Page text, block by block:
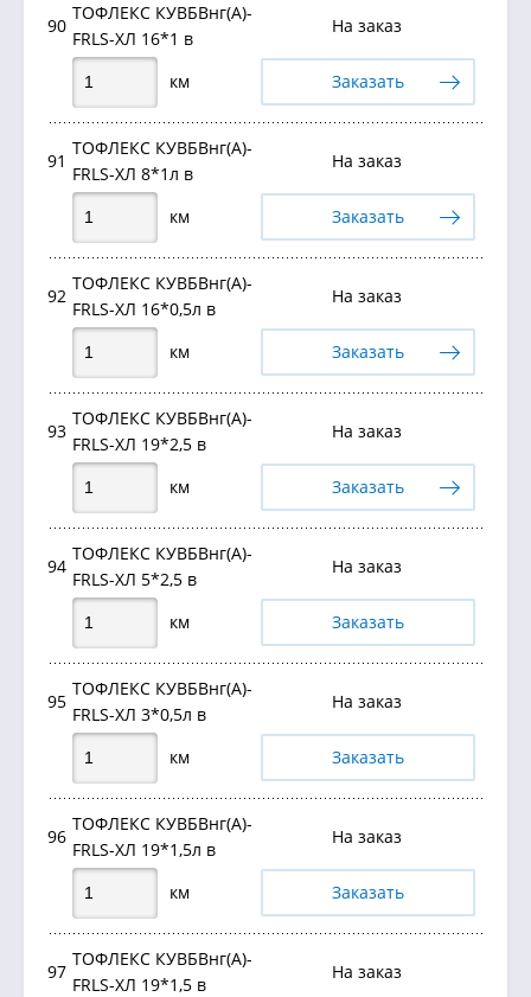
90
ТОФЛЕКС КУВБВнг(А)-
FRLS-ХЛ 16*1 в
На заказ
км Заказать
91
ТОФЛЕКС КУВБВнг(А)-
FRLS-ХЛ 8*1л в
На заказ
км Заказать
92
ТОФЛЕКС КУВБВнг(А)-
FRLS-ХЛ 16*0,5л в
На заказ
км Заказать
93
ТОФЛЕКС КУВБВнг(А)-
FRLS-ХЛ 19*2,5 в
На заказ
км Заказать
94
ТОФЛЕКС КУВБВнг(А)-
FRLS-ХЛ 5*2,5 в
На заказ
км Заказать
95
ТОФЛЕКС КУВБВнг(А)-
FRLS-ХЛ 3*0,5л в
На заказ
км Заказать
96
ТОФЛЕКС КУВБВнг(А)-
FRLS-ХЛ 19*1,5л в
На заказ
км Заказать
97
ТОФЛЕКС КУВБВнг(А)-
FRLS-ХЛ 19*1,5 в
На заказ